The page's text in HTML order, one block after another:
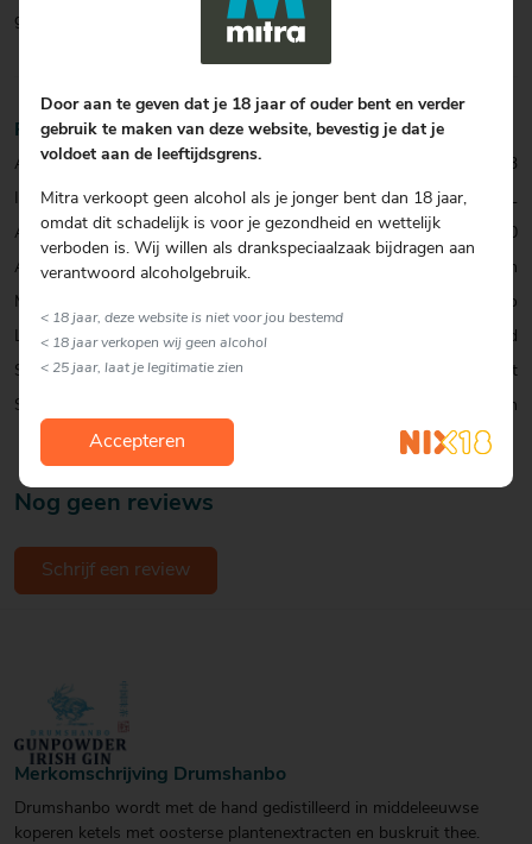
grapefruit en Kaffir limoen.
Nog geen reviews
Schrijf een review
Productinformatie
Artikelcode:
0001048613
Inhoud:
70 CL
Alcohol percentage:
43,0
Allergenen:
Geen
Merk:
Drumshanbo
Land:
Ierland
Smaak:
Zacht
Soort:
Gin
Merkomschrijving Drumshanbo
Drumshanbo wordt met de hand gedistilleerd in middeleeuwse
koperen ketels met oosterse plantenextracten en buskruit thee.
Door aan te geven dat je 18 jaar of ouder bent en verder
gebruik te maken van deze website, bevestig je dat je
voldoet aan de leeftijdsgrens.
Mitra verkoopt geen alcohol als je jonger bent dan 18 jaar,
omdat dit schadelijk is voor je gezondheid en wettelijk
verboden is. Wij willen als drankspeciaalzaak bijdragen aan
verantwoord alcoholgebruik.
< 18 jaar, deze website is niet voor jou bestemd
< 18 jaar verkopen wij geen alcohol
< 25 jaar, laat je legitimatie zien
Accepteren